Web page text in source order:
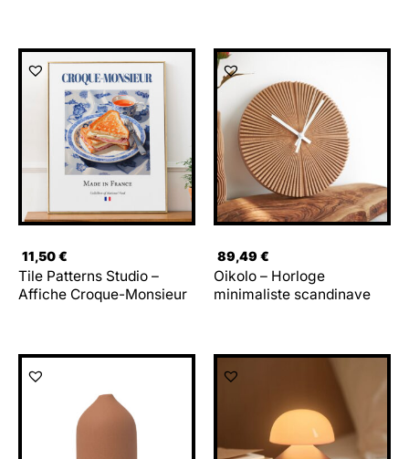
11,50€
Tile Patterns Studio –
Affiche Croque-Monsieur
89,49 €
Oikolo – Horloge
minimaliste scandinave